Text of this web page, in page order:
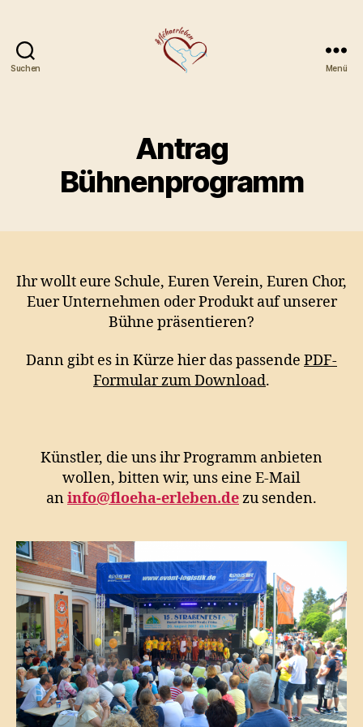
Suchen
Flöha
e.V.
Menü
Antrag
Bühnenprogramm
Ihr wollt eure Schule, Euren Verein, Euren Chor,
Euer Unternehmen oder Produkt auf unserer
Bühne präsentieren?
Dann gibt es in Kürze hier das passende PDF-
Formular zum Download.
Künstler, die uns ihr Programm anbieten
wollen, bitten wir, uns eine E-Mail
aninfo@floeha-erleben.dezu senden.